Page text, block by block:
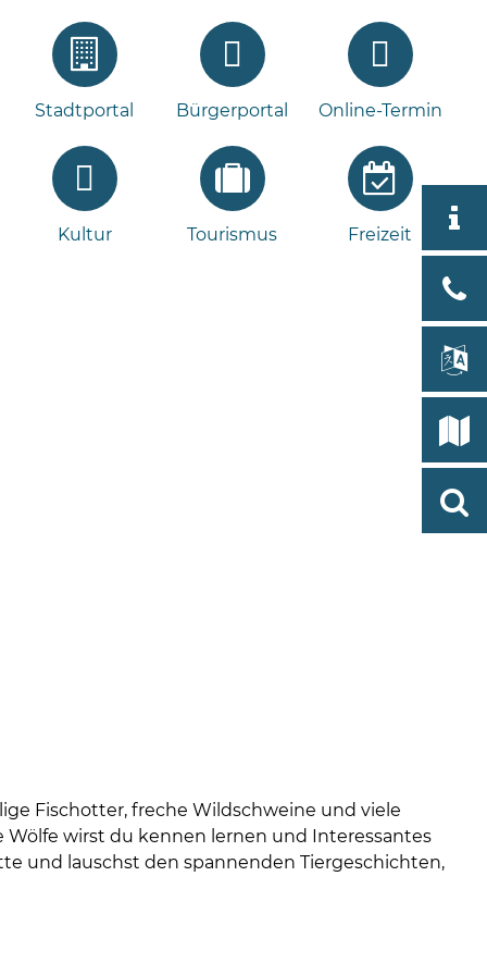
Stadtportal Bürgerportal Online-Termin
Kultur Tourismus Freizeit
Bleeck
19
Fischotter, freche Wildschweine und viele
wirst du kennen lernen und Interessantes
und lauschst den spannenden Tiergeschichten,